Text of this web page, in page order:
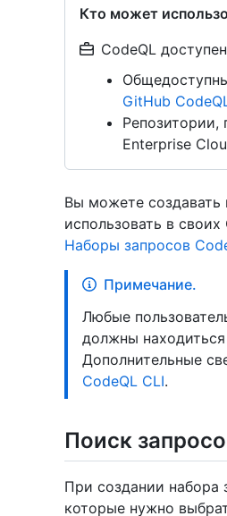
Кто может
CodeQL
GitHub
Репозитории,
Enterprise
Вы можете создавать
использовать в
Наборы запросов
Примечание.
Любые
должны
Дополнительные
CodeQL CLI.
Поиск
При создании набора
которые нужно